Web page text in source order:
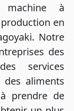
machine à
en
Notre
des
services
aliments
prendre de